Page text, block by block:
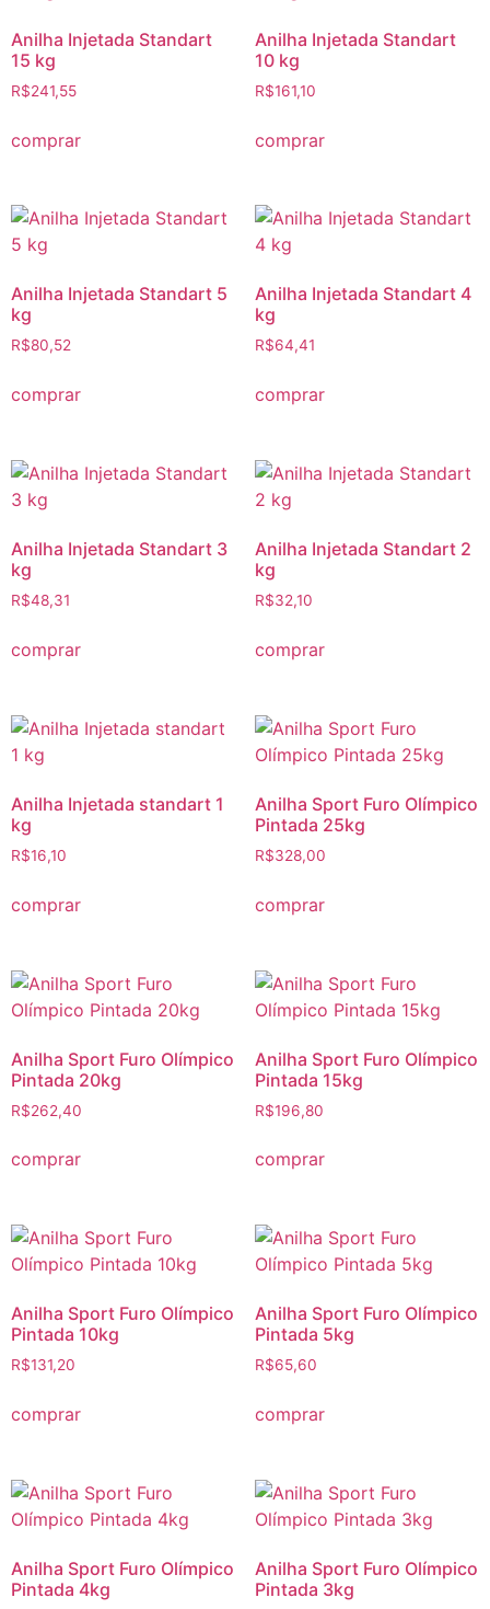
Anilha Injetada Standart
15 kg
R$241,55
comprar
Anilha Injetada Standart
10 kg
R$161,10
comprar
Anilha Injetada Standart 5
kg
R$80,52
comprar
Anilha Injetada Standart 4
kg
R$64,41
comprar
Anilha Injetada Standart 3
kg
R$48,31
comprar
Anilha Injetada Standart 2
kg
R$32,10
comprar
Anilha Injetada standart 1
kg
R$16,10
comprar
Anilha Sport Furo Olímpico
Pintada 25kg
R$328,00
comprar
Anilha Sport Furo Olímpico
Pintada 20kg
R$262,40
comprar
Anilha Sport Furo Olímpico
Pintada 15kg
R$196,80
comprar
Anilha Sport Furo Olímpico
Pintada 10kg
R$131,20
comprar
Anilha Sport Furo Olímpico
Pintada 5kg
R$65,60
comprar
Anilha Sport Furo Olímpico
Pintada 4kg
Anilha Sport Furo Olímpico
Pintada 3kg